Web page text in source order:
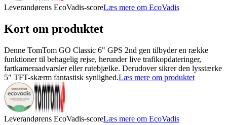
Leverandørens EcoVadis-scoreLæs mere om EcoVadis
Kort om produktet
Denne TomTom GO Classic 6" GPS 2nd gen tilbyder en række
funktioner til behagelig rejse, herunder live trafikopdateringer,
fartkameraadvarsler eller rutebjælke. Derudover sikrer den lysstærke
5" TFT-skærm fantastisk synlighed.Læs mere om produktet
Leverandørens EcoVadis-scoreLæs mere om EcoVadis